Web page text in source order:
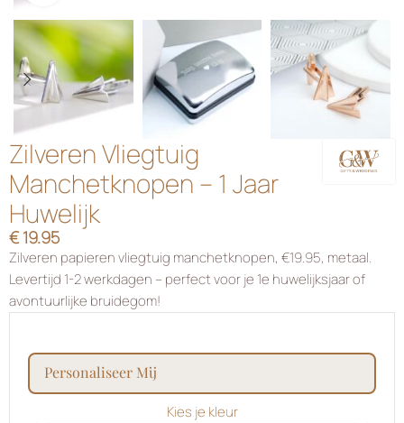
Zilveren Vliegtuig
Manchetknopen – 1 Jaar
Huwelijk
€19.95
Zilveren papieren vliegtuig manchetknopen, €19.95, metaal.
Levertijd 1-2 werkdagen – perfect voor je 1e huwelijksjaar of
avontuurlijke bruidegom!
personaliseer mij
Kies je kleur